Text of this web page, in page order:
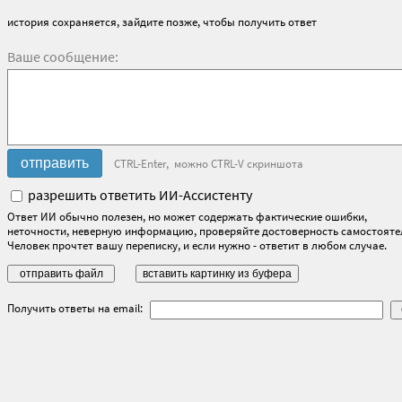
история сохраняется, зайдите позже, чтобы получить ответ
Ваше сообщение:
CTRL-Enter, можно CTRL-V скриншота
разрешить ответить ИИ-Ассистенту
Ответ ИИ обычно полезен, но может содержать фактические ошибки,
неточности, неверную информацию, проверяйте достоверность
Человек прочтет вашу переписку, и если нужно - ответит в любом случае.
Получить ответы на email: